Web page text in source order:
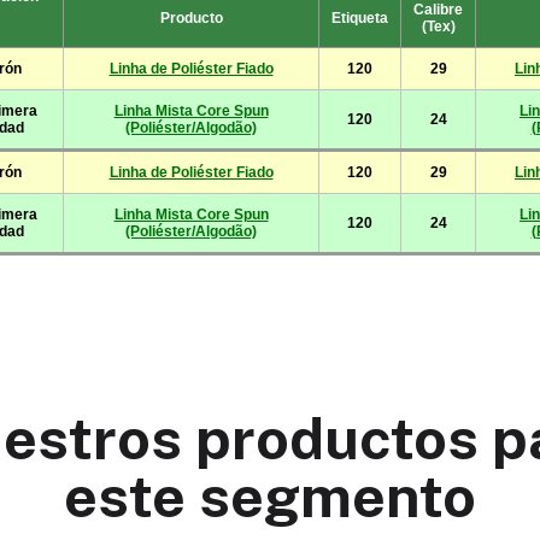
productos
este segmento